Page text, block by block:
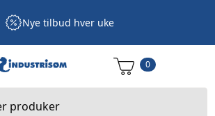
Nye tilbud hver uke
0